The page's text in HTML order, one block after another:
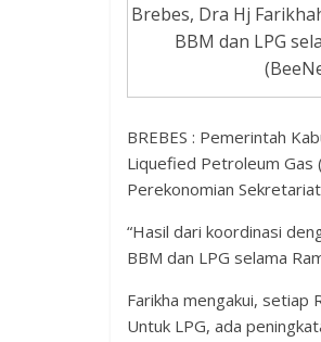
Brebes, Dra Hj
BBM dan LPG
BREBES : Pemerintah
Liquefied Petroleum Gas
Perekonomian
“Hasil dari koordinasi
BBM dan LPG selama
Farikha mengakui, setiap
Untuk LPG, ada